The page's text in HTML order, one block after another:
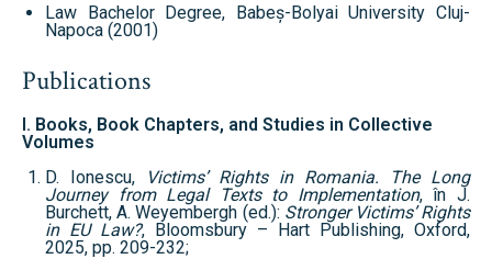
Law Bachelor Degree, Babeș-Bolyai University Cluj-
Napoca (2001)
Publications
I. Books, Book Chapters, and Studies in Collective
Volumes
D. Ionescu,
Victims’ Rights in Romania. The Long
Journey from Legal Texts to Implementation, în J.
Burchett, A. Weyembergh (ed.): Stronger Victims’ Rights
in EU Law?, Bloomsbury – Hart Publishing, Oxford,
2025, pp. 209-232;